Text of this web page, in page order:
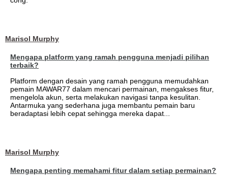
Marisol Murphy
Mengapa platform yang ramah pengguna menjadi pilihan
terbaik?
Platform dengan desain yang ramah pengguna memudahkan
pemain MAWAR77 dalam mencari permainan, mengakses fitur,
mengelola akun, serta melakukan navigasi tanpa kesulitan.
Antarmuka yang sederhana juga membantu pemain baru
beradaptasi lebih cepat sehingga mereka dapat...
Marisol Murphy
Mengapa penting memahami fitur dalam setiap permainan?